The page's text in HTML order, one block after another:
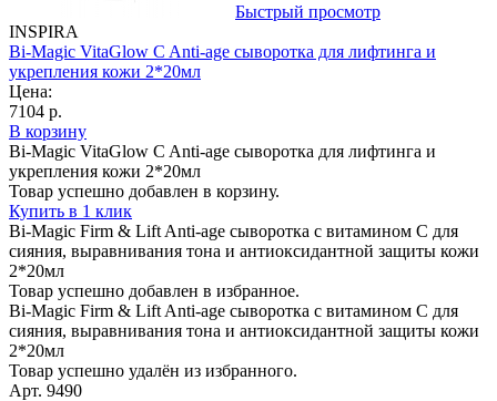
Быстрый просмотр
INSPIRA
Bi-Magic VitaGlow C Anti-age сыворотка для лифтинга и
укрепления кожи 2*20мл
Цена:
7104 р.
В корзину
Bi-Magic VitaGlow C Anti-age сыворотка для лифтинга и
укрепления кожи 2*20мл
Товар успешно добавлен в корзину.
Купить в 1 клик
Bi-Magic Firm & Lift Anti-age сыворотка с витамином С для
сияния, выравнивания тона и антиоксидантной защиты кожи
2*20мл
Товар успешно добавлен в избранное.
Bi-Magic Firm & Lift Anti-age сыворотка с витамином С для
сияния, выравнивания тона и антиоксидантной защиты кожи
2*20мл
Товар успешно удалён из избранного.
Арт. 9490